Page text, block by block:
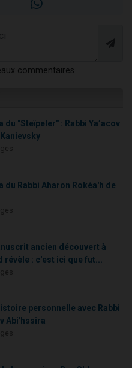
commentaires
du "Steïpeler" : Rabbi Ya’acov
du Rabbi Aharon Rokéa'h de
ancien découvert à
révèle : c'est ici que fut...
personnelle avec Rabbi
Abi'hssira